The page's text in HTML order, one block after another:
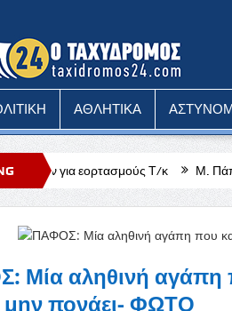
ΑΘΛΗΤΙΚΑ
Τ/κ Μ. Πάπης: Ώρα για
Μία αληθινή αγάπη
μην πονάει- ΦΩΤΟ